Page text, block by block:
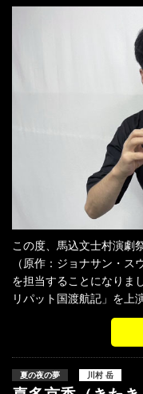
この度、馬込文士村演劇
（原作：ジョナサン・
を担当することになりま
リパット国渡航記」を上
夏の夜の夢 川村 岳